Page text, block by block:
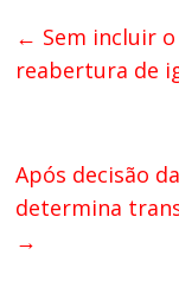
← Sem incluir
reabertura de
Após decisão
determina
→